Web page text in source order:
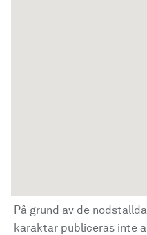
På grund av de
karaktär publiceras inte